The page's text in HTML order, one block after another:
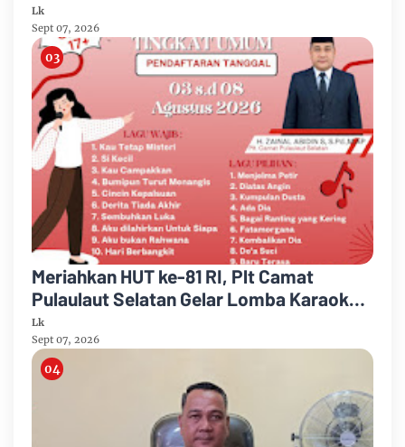
Lk
Sept 07, 2026
Meriahkan HUT ke-81 RI, Plt Camat
Pulaulaut Selatan Gelar Lomba Karaoke
untuk Masyarakat Umum
Lk
Sept 07, 2026